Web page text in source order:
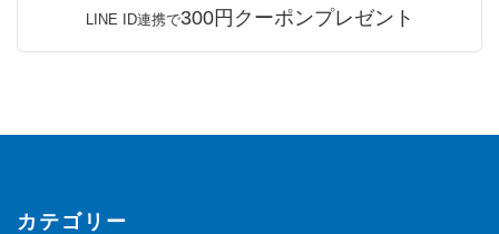
LINE ID連携で300円クーポンプレゼント
カテゴリー